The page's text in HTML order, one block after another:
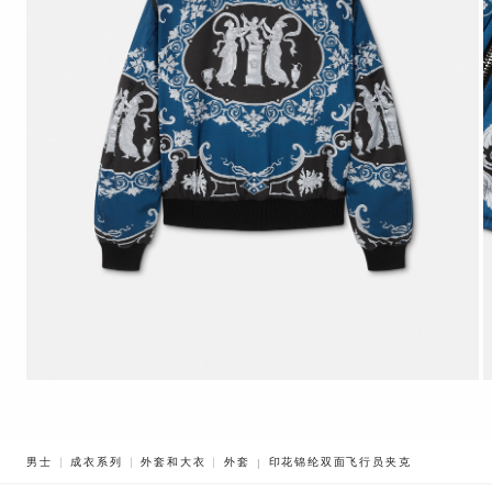
男士 成衣系列 外套和大衣 外套 印花锦纶双面飞行员夹克